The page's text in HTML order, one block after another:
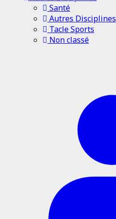
Santé
Autres Disciplines
Tacle Sports
Non classé